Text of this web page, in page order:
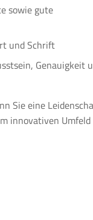
sowie gute
und Schrift
Genauigkeit
Sie eine
innovativen Umfeld